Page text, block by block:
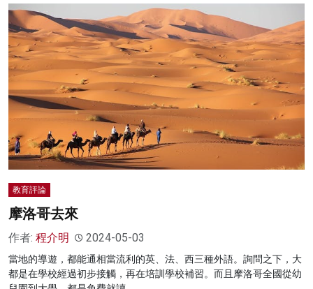
教育評論
摩洛哥去來
作者: 程介明 2024-05-03
當地的導遊，都能通相當流利的英、法、西三種外語。詢問之下，大
都是在學校經過初步接觸，再在培訓學校補習。而且摩洛哥全國從幼